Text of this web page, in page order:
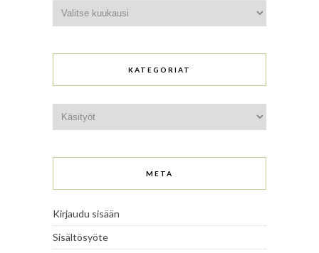
KATEGORIAT
META
Kirjaudu sisään
Sisältösyöte